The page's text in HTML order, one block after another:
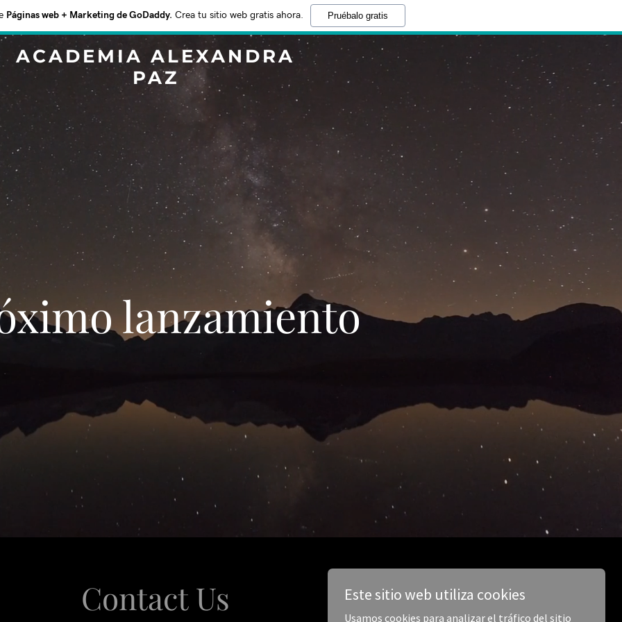
Páginas web + Marketing de GoDaddy. Crea tu sitio web gratis ahora. Pruébalo gratis
ACADEMIA ALEXANDRA
PAZ
lanzamiento
Contact Us Este sitio web utiliza cookies
Usamos cookies para analizar el tráfico del sitio